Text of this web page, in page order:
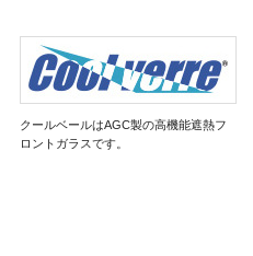
クールベールはAGC製の高機能遮熱フ
ロントガラスです。